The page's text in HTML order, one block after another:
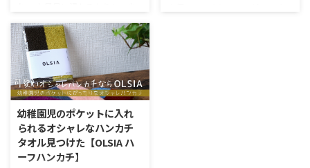
が品質基準として定められている
のは、日本人がタオルに「快適
さ」と「 ...
し冷たいくらいのシャワーを浴び
た方が気持ちが良かったりする気
候ですよね。実際に我が家で子供
たちをお風呂に入れるときには、
身体を温めてから仕上げにお水を
かけてあげています。 クーラー
のついたお部屋に入る瞬間の涼し
さはたまりません。 今回は、そ
んな暑い季節にぴったりのタオル
はどんなものを選べばいいのか考
察してみました。 夏にぴったり
幼稚園児のポケットに入れ
られるオシャレなハンカチ
タオル見つけた【OLSIA ハ
ーフハンカチ】